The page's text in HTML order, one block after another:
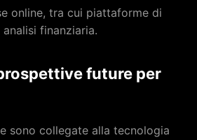
online, tra cui piattaforme di
finanziaria.
future per
sono collegate alla tecnologia